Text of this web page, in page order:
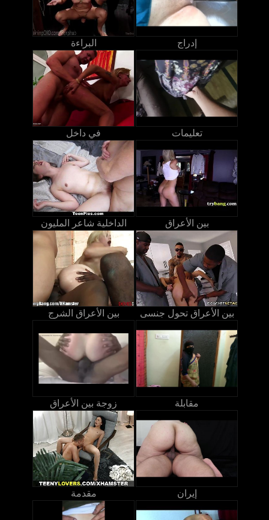
البراءة إدراج
في داخل تعليمات
الداخلية شاعر المليون بين الأعراق
بين الأعراق الشرج بين الأعراق تحول جنسى
زوجة بين الأعراق مقابلة
مقدمة إيران